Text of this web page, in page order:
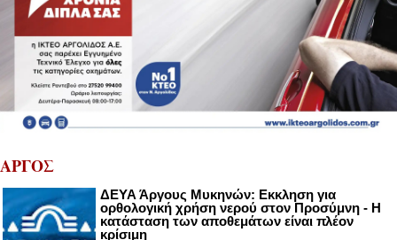
ΑΡΓΟΣ
ΔΕΥΑ Άργους Μυκηνών: Εκκληση για
ορθολογική χρήση νερού στον Προσύμνη - Η
κατάσταση των αποθεμάτων είναι πλέον
κρίσιμη